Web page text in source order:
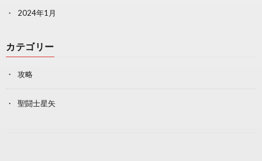
2024年1月
カテゴリー
攻略
聖闘士星矢